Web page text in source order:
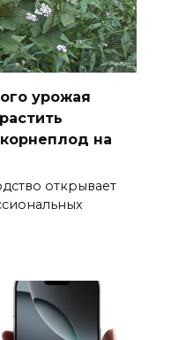
урожая
на
открывает